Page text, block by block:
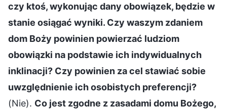
czy ktoś, wykonując dany obowiązek, będzie w
stanie osiągać wyniki. Czy waszym zdaniem
dom Boży powinien powierzać ludziom
obowiązki na podstawie ich indywidualnych
inklinacji? Czy powinien za cel stawiać sobie
uwzględnienie ich osobistych preferencji?
(Nie). Co jest zgodne z zasadami domu Bożego,